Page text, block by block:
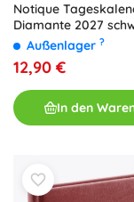
Notique
Diamante 2027
21 cm
Außenlager ?
12,90 €
In den